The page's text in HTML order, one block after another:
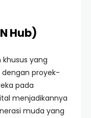
Hub)
yang
proyek-
pada
menjadikannya
muda yang